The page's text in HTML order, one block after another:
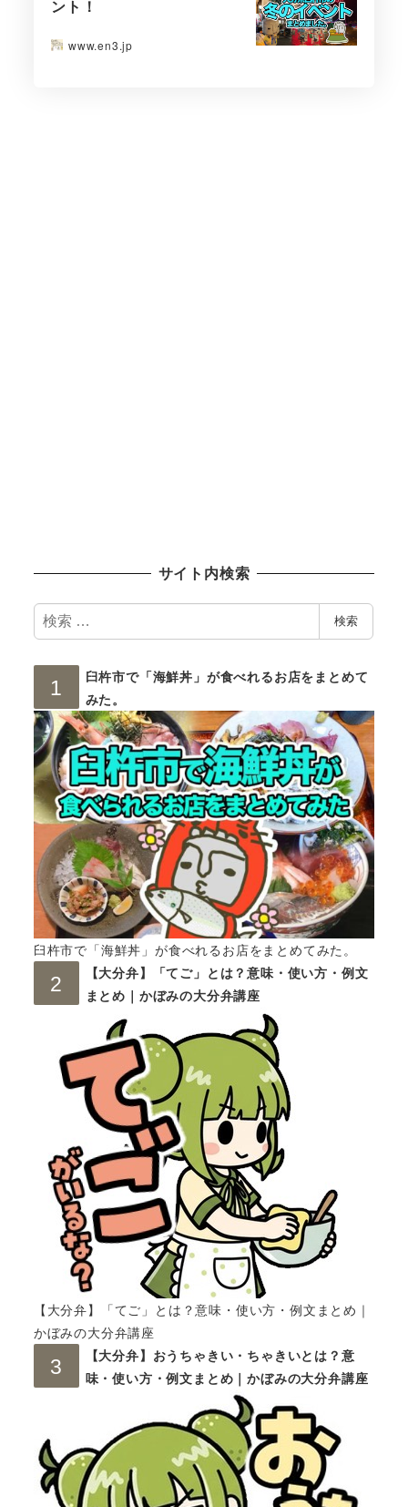
ント！
www.en3.jp
サイト内検索
検
索
検索
臼杵市で「海鮮丼」が食べれるお店をまとめて
みた。
臼杵市で「海鮮丼」が食べれるお店をまとめてみた。
【大分弁】「てご」とは？意味・使い方・例文
まとめ｜かぼみの大分弁講座
【大分弁】「てご」とは？意味・使い方・例文まとめ｜
かぼみの大分弁講座
【大分弁】おうちゃきい・ちゃきいとは？意
味・使い方・例文まとめ｜かぼみの大分弁講座